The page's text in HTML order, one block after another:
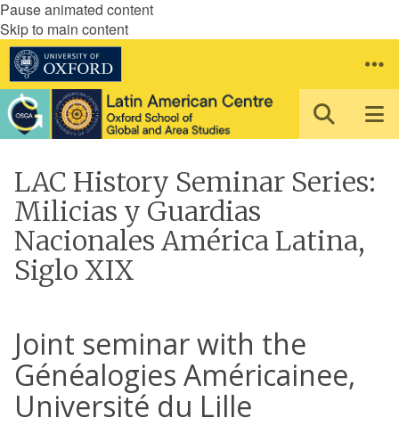
Pause animated content
Skip to main content
LAC History Seminar Series:
Milicias y Guardias
Nacionales América Latina,
Siglo XIX
Joint seminar with the
Généalogies Américainee,
Université du Lille